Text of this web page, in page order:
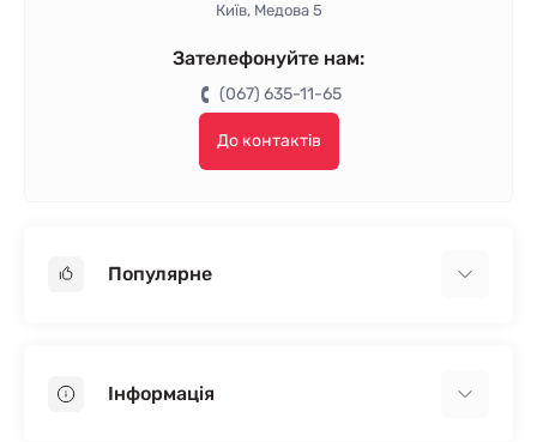
Київ, Медова 5
Зателефонуйте нам:
(067) 635-11-65
До контактів
Популярне
Пінопласт
Інформація